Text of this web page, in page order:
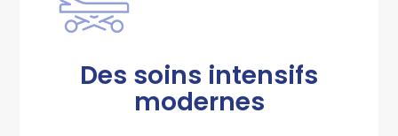
Des soins intensifs
modernes